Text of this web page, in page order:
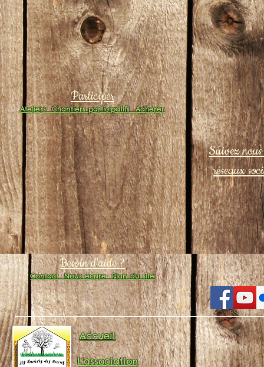
Participer
AteliersChantiers participatifsAdhérer
Suivez
réseaux
Besoin d'aide ?
ContactNous écrirePlan du site
Accueil
L'association